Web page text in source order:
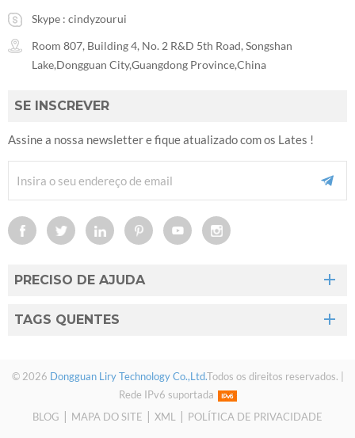
Skype : cindyzourui
Room 807, Building 4, No. 2 R&D 5th Road, Songshan
Lake,Dongguan City,Guangdong Province,China
SE INSCREVER
Assine a nossa newsletter e fique atualizado com os Lates !
PRECISO DE AJUDA
TAGS QUENTES
© 2026 Dongguan Liry Technology Co.,Ltd.Todos os direitos reservados. |
Rede IPv6 suportada
BLOG | MAPA DO SITE | XML | POLÍTICA DE PRIVACIDADE